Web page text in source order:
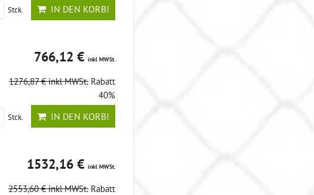
Stck. IN DEN KORB!
766,12 € inkl MWSt.
1276,87 €inkl MWSt. Rabatt
40%
Stck. IN DEN KORB!
1532,16 € inkl MWSt.
2553,60 €inkl MWSt. Rabatt